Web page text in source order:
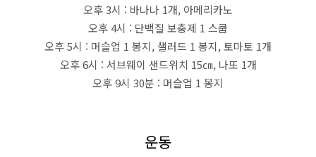
오후 3시 : 바나나 1개, 아메리카노
오후 4시 : 단백질 보충제 1 스쿱
오후 5시 : 머슬업 1 봉지, 샐러드 1 봉지, 토마토 1개
오후 6시 : 서브웨이 샌드위치 15㎝, 나또 1개
오후 9시 30분 : 머슬업 1 봉지
운동